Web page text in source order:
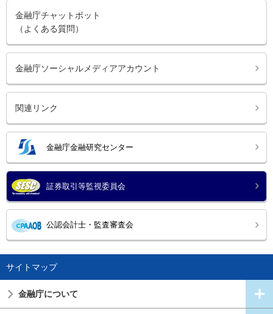
金融庁チャットボット
（よくある質問）
金融庁ソーシャルメディアアカウント
関連リンク
金融庁金融研究センター
証券取引等監視委員会
公認会計士・監査審査会
サイトマップ
金融庁について